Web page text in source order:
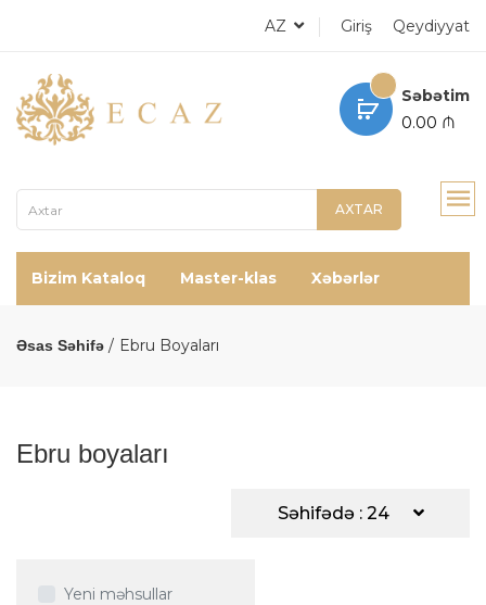
AZ Giriş Qeydiyyat
Səbətim
0.00 ₼
AXTAR
Bizim Kataloq Master-klas Xəbərlər
Əsas Səhifə Ebru Boyaları
Ebru boyaları
Səhifədə : 24
Yeni məhsullar